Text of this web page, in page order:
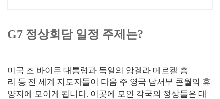
G7 정상회담 일정 주제는?
미국 조 바이든 대통령과 독일의 앙겔라 메르켈 총
리 등 전 세계 지도자들이 다음 주 영국 남서부 콘월의 휴
양지에 모이게 됩니다. 이곳에 모인 각국의 정상들은 대